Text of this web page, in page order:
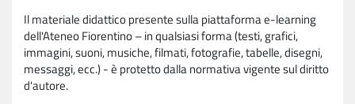
Il materiale didattico presente sulla piattaforma e-learning
dell'Ateneo Fiorentino – in qualsiasi forma (testi, grafici,
immagini, suoni, musiche, filmati, fotografie, tabelle, disegni,
messaggi, ecc.) - è protetto dalla normativa vigente sul diritto
d'autore.